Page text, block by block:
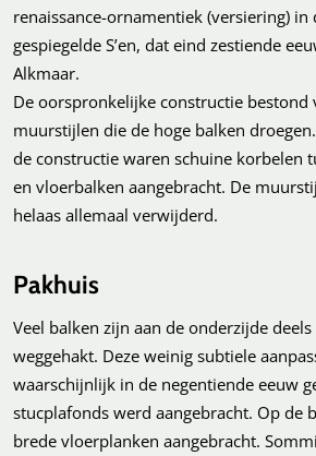
renaissance-ornamentiek (versiering)
gespiegelde S’en, dat eind zestiende
Alkmaar.
De oorspronkelijke constructie bestond
muurstijlen die de hoge balken
de constructie waren schuine korbelen
en vloerbalken aangebracht. De
helaas allemaal verwijderd.
Pakhuis
Veel balken zijn aan de onderzijde deels
weggehakt. Deze weinig subtiele
waarschijnlijk in de negentiende eeuw
stucplafonds werd aangebracht. Op de
brede vloerplanken aangebracht.